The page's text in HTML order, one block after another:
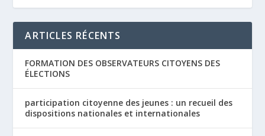
ARTICLES RÉCENTS
FORMATION DES OBSERVATEURS CITOYENS DES
ÉLECTIONS
participation citoyenne des jeunes : un recueil des
dispositions nationales et internationales